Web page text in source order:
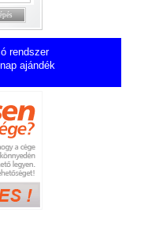
rendszer
ajándék